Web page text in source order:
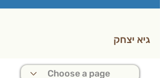
גיא יצחק